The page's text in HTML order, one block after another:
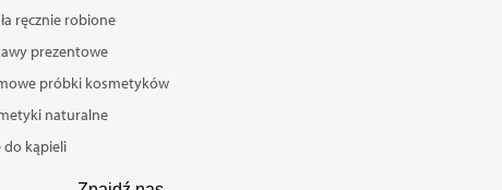
ręcznie robione
prezentowe
próbki kosmetyków
naturalne
do kąpieli